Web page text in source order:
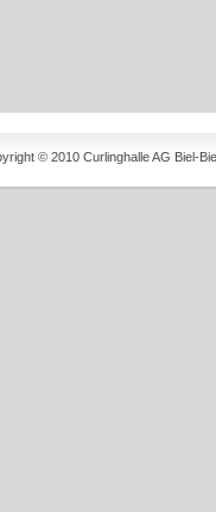
© 2010 Curlinghalle AG Biel-